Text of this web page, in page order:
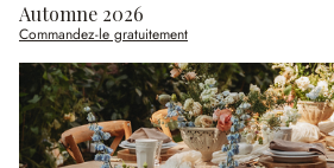
Automne 2026
Commandez-le gratuitement